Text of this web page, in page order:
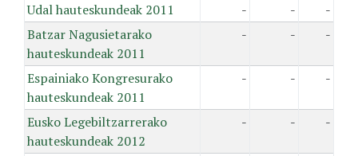
Udal hauteskundeak 2011 - -
-
Batzar Nagusietarako
hauteskundeak 2011
- - -
Espainiako Kongresurako
hauteskundeak 2011
- - -
Eusko Legebiltzarrerako
hauteskundeak 2012
- - -